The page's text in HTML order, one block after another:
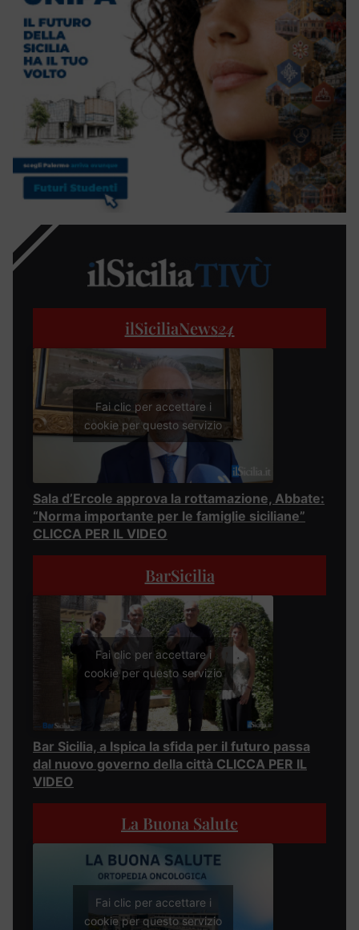
ilSiciliaNews24
Fai clic per accettare i
cookie per questo servizio
Sala d’Ercole approva la rottamazione, Abbate:
“Norma importante per le famiglie siciliane”
CLICCA PER IL VIDEO
BarSicilia
Fai clic per accettare i
cookie per questo servizio
Bar Sicilia, a Ispica la sfida per il futuro passa
dal nuovo governo della città CLICCA PER IL
VIDEO
La Buona Salute
Fai clic per accettare i
cookie per questo servizio